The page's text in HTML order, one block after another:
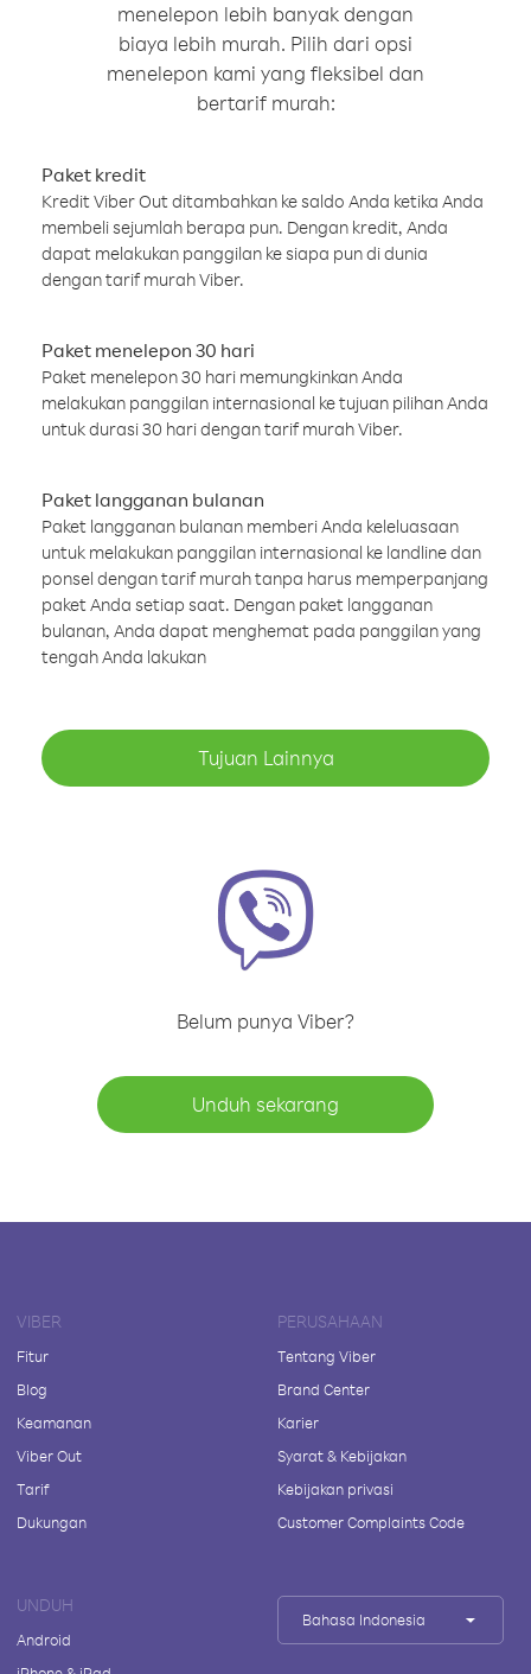
menelepon lebih banyak dengan
biaya lebih murah. Pilih dari opsi
menelepon kami yang fleksibel dan
bertarif murah:
Paket kredit
Kredit Viber Out ditambahkan ke saldo Anda ketika Anda
membeli sejumlah berapa pun. Dengan kredit, Anda
dapat melakukan panggilan ke siapa pun di dunia
dengan tarif murah Viber.
Paket menelepon 30 hari
Paket menelepon 30 hari memungkinkan Anda
melakukan panggilan internasional ke tujuan pilihan Anda
untuk durasi 30 hari dengan tarif murah Viber.
Paket langganan bulanan
Paket langganan bulanan memberi Anda keleluasaan
untuk melakukan panggilan internasional ke landline dan
ponsel dengan tarif murah tanpa harus memperpanjang
paket Anda setiap saat. Dengan paket langganan
bulanan, Anda dapat menghemat pada panggilan yang
tengah Anda lakukan
Tujuan Lainnya
Belum punya Viber?
Unduh sekarang
VIBER
Fitur
Blog
Keamanan
Viber Out
Tarif
Dukungan
PERUSAHAAN
Tentang Viber
Brand Center
Karier
Syarat & Kebijakan
Kebijakan privasi
Customer Complaints Code
UNDUH
Android
Bahasa Indonesia